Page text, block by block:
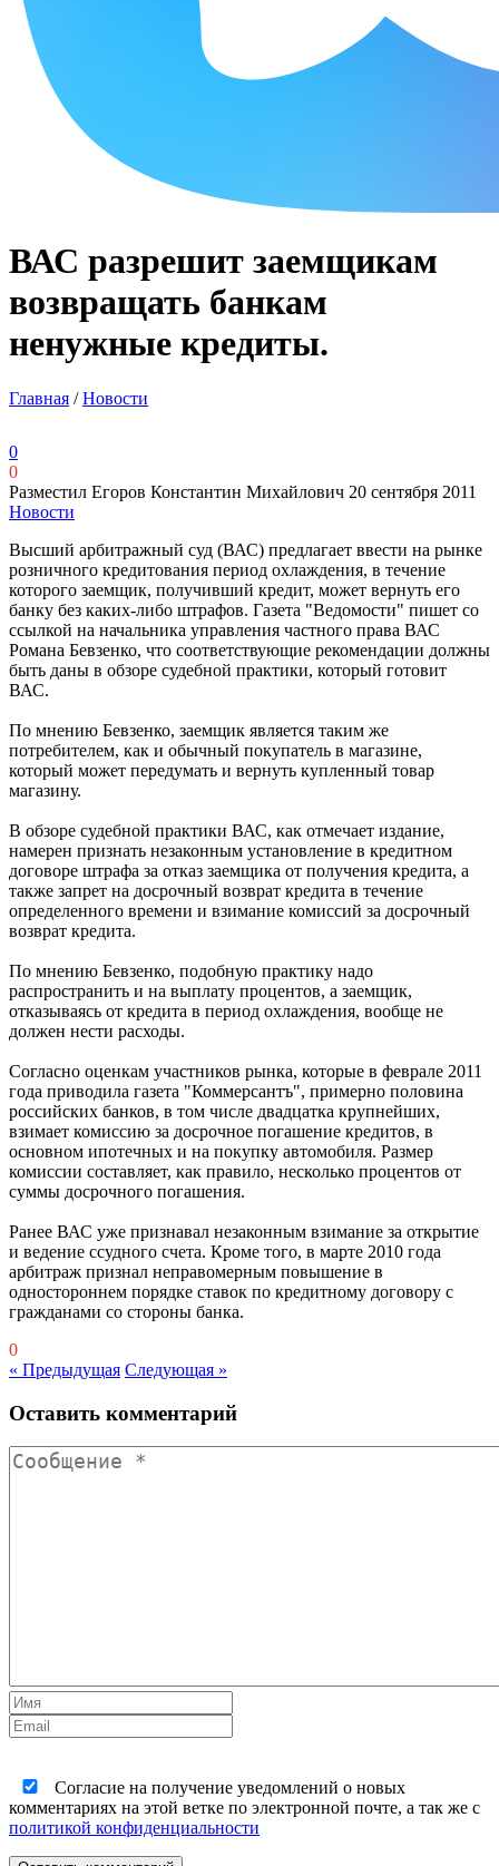
ВАС разрешит заемщикам
возвращать банкам
ненужные кредиты.
Главная /Новости
0
0
Разместил Егоров Константин Михайлович 20 сентября 2011
Новости
Высший арбитражный суд (ВАС) предлагает ввести на рынке
розничного кредитования период охлаждения, в течение
которого заемщик, получивший кредит, может вернуть его
банку без каких-либо штрафов. Газета "Ведомости" пишет со
ссылкой на начальника управления частного права ВАС
Романа Бевзенко, что соответствующие рекомендации должны
быть даны в обзоре судебной практики, который готовит
ВАС.
По мнению Бевзенко, заемщик является таким же
потребителем, как и обычный покупатель в магазине,
который может передумать и вернуть купленный товар
магазину.
В обзоре судебной практики ВАС, как отмечает издание,
намерен признать незаконным установление в кредитном
договоре штрафа за отказ заемщика от получения кредита, а
также запрет на досрочный возврат кредита в течение
определенного времени и взимание комиссий за досрочный
возврат кредита.
По мнению Бевзенко, подобную практику надо
распространить и на выплату процентов, а заемщик,
отказываясь от кредита в период охлаждения, вообще не
должен нести расходы.
Согласно оценкам участников рынка, которые в феврале 2011
года приводила газета "Коммерсантъ", примерно половина
российских банков, в том числе двадцатка крупнейших,
взимает комиссию за досрочное погашение кредитов, в
основном ипотечных и на покупку автомобиля. Размер
комиссии составляет, как правило, несколько процентов от
суммы досрочного погашения.
Ранее ВАС уже признавал незаконным взимание за открытие
и ведение ссудного счета. Кроме того, в марте 2010 года
арбитраж признал неправомерным повышение в
одностороннем порядке ставок по кредитному договору с
гражданами со стороны банка.
0
« Предыдущая Следующая »
Оставить комментарий
Согласие на получение уведомлений о новых
комментариях на этой ветке по электронной почте, а так же с
политикой конфиденциальности